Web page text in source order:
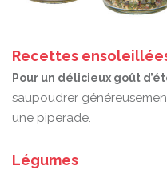
Recettes
Pour un délicieux goût
saupoudrer
une piperade.
Légumes